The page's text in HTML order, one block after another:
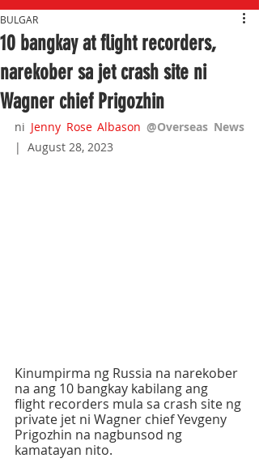
10 bangkay at flight recorders,
narekober sa jet crash site ni
Wagner chief Prigozhin
BULGAR
ni Jenny Rose Albason @Overseas News
|  August 28, 2023
Kinumpirma ng Russia na narekober
na ang 10 bangkay kabilang ang
flight recorders mula sa crash site ng
private jet ni Wagner chief Yevgeny
Prigozhin na nagbunsod ng
kamatayan nito.